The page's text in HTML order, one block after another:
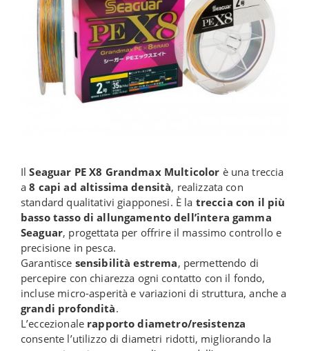
IlSeaguar PE X8 Grandmax Multicolor è una treccia
a8 capi ad altissima densità, realizzata con
standard qualitativi giapponesi. È la treccia con il più
basso tasso di allungamento dell’intera gamma
Seaguar, progettata per offrire il massimo controllo e
precisione in pesca.
Garantisce sensibilità estrema, permettendo di
percepire con chiarezza ogni contatto con il fondo,
incluse micro-asperità e variazioni di struttura, anche a
grandi profondità.
L’eccezionale rapporto diametro/resistenza
consente l’utilizzo di diametri ridotti, migliorando la